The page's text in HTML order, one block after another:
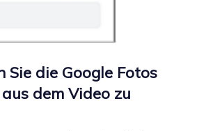
Sie die Google Fotos
dem Video zu